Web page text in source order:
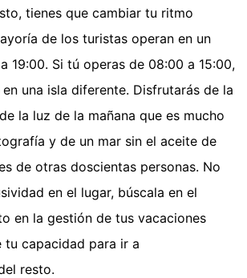
tienes que cambiar tu ritmo
de los turistas operan en un
19:00. Si tú operas de 08:00 a 15:00,
una isla diferente. Disfrutarás de la
la luz de la mañana que es mucho
y de un mar sin el aceite de
de otras doscientas personas. No
en el lugar, búscala en el
en la gestión de tus vacaciones
tu capacidad para ir a
resto.